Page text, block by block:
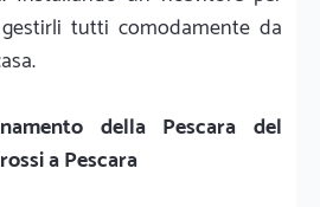
tutti comodamente da
della Pescara del
a Pescara